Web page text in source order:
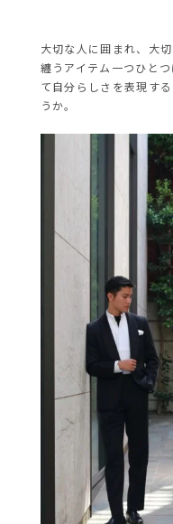
大切な人に囲まれ、大
纏うアイテム一つひと
て自分らしさを表現す
うか。